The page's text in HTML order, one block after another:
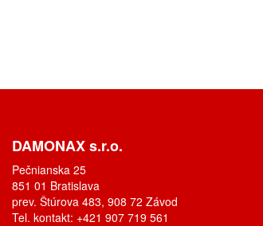
DAMONAX s.r.o.
Pečnianska 25
851 01 Bratislava
prev. Štúrova 483, 908 72 Závod
Tel. kontakt: +421 907 719 561